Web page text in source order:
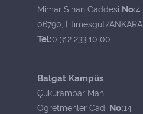
Mimar Sinan Caddesi No:4
06790, Etimesgut/ANKARA
Tel:0 312 233 10 00
Balgat Kampüs
Çukurambar Mah.
Öğretmenler Cad. No:14